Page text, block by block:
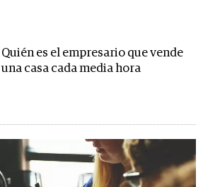
Quién es el empresario que vende
una casa cada media hora